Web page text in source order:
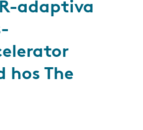
adaptiva
hos The